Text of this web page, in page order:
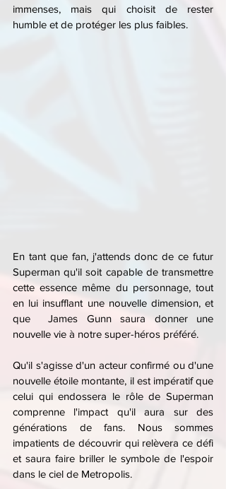
immenses, mais qui choisit de rester
humble et de protéger les plus faibles.
En tant que fan, j'attends donc de ce futur
Superman qu'il soit capable de transmettre
cette essence même du personnage, tout
en lui insufflant une nouvelle dimension, et
que  James Gunn saura donner une
nouvelle vie à notre super-héros préféré.
Qu'il s'agisse d'un acteur confirmé ou d'une
nouvelle étoile montante, il est impératif que
celui qui endossera le rôle de Superman
comprenne l'impact qu'il aura sur des
générations de fans. Nous sommes
impatients de découvrir qui relèvera ce défi
et saura faire briller le symbole de l'espoir
dans le ciel de Metropolis.